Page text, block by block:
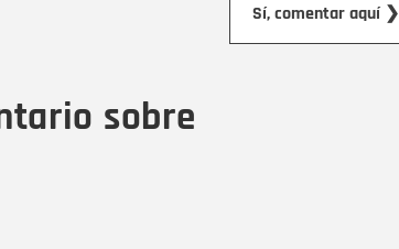
sobre
Sí, comentar aquí ❯